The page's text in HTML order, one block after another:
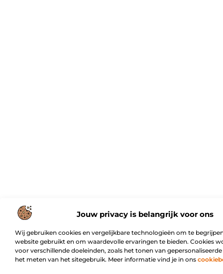
Jouw privacy is belangrijk voor ons
Wij gebruiken cookies en vergelijkbare technologieën om te
website gebruikt en om waardevolle ervaringen te bieden. Cookies
voor verschillende doeleinden, zoals het tonen van
het meten van het sitegebruik. Meer informatie vind je in ons